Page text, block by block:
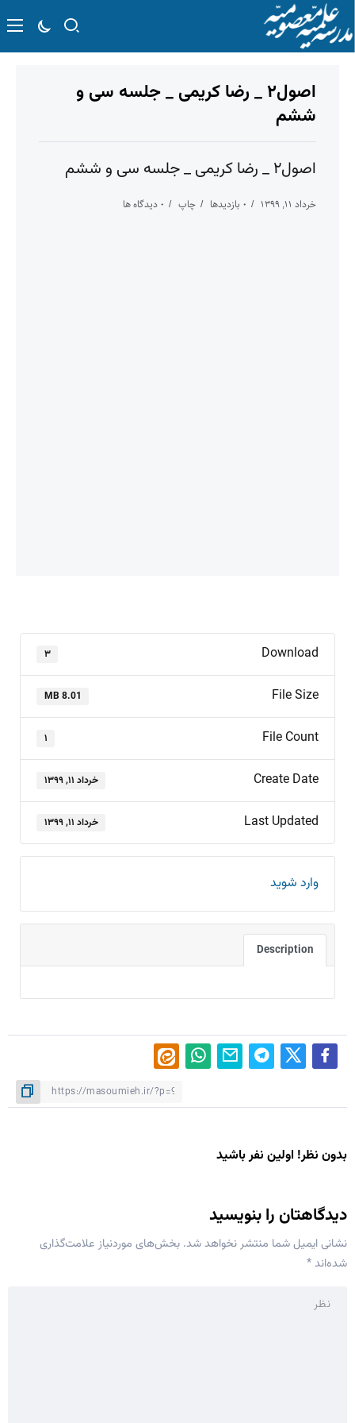
اصول۲ _ رضا کریمی _ جلسه سی و
ششم
اصول۲ _ رضا کریمی _ جلسه سی و ششم
خرداد ۱۱, ۱۳۹۹ ۰ بازدیدها چاپ ۰ دیدگاه ها
Download ۳
File Size
8.01 MB
File Count ۱
Create Date خرداد ۱۱, ۱۳۹۹
Last Updated خرداد ۱۱, ۱۳۹۹
وارد شوید
Description
بدون نظر! اولین نفر باشید
دیدگاهتان را بنویسید
نشانی ایمیل شما منتشر نخواهد شد. بخش‌های موردنیاز علامت‌گذاری
شده‌اند*